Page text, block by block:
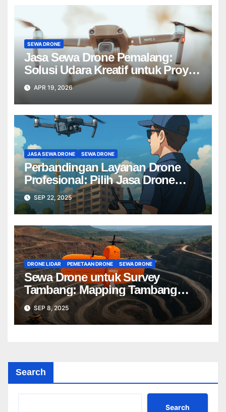
SEWA DRONE
Jasa Sewa Drone Pemalang:
Solusi Udara Kreatif untuk Proyek
Anda Tanpa Batas】
APR 19, 2026
JASA SEWA DRONE SEWA DRONE
Perbandingan Layanan Drone
Profesional: Pilih Jasa Drone
Terbaik untuk Proyek Anda
SEP 22, 2025
DRONE LIDAR PEMETAAN DRONE SEWA DRONE
Sewa Drone untuk Survey
Tambang: Mapping Tambang
Profesional Lebih Cepat & Akurat
SEP 8, 2025
Search
Search